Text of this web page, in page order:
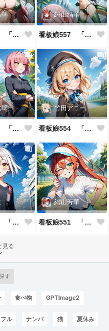
看板娘558 「緋山結華」キャラクター紹介
緋山結華
看板娘557 「其々の再会」
看板娘555 「帰還、そして目覚め。」
竹田アニー
看板娘554 「竹田アニーのよもやま話」
看板娘552 「銀由衣」
緋山芳華
看板娘551 「緋山芳華のよもやま話」
見る
す
食べ物 GPTImage2
ル ナンパ 猫 夏休み